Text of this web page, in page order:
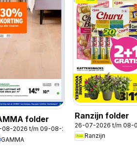
folder
2026 t/m 09-08-2026
GAMMA
Ranzijn folder
26-07-2026 t/m 08-
Ranzijn